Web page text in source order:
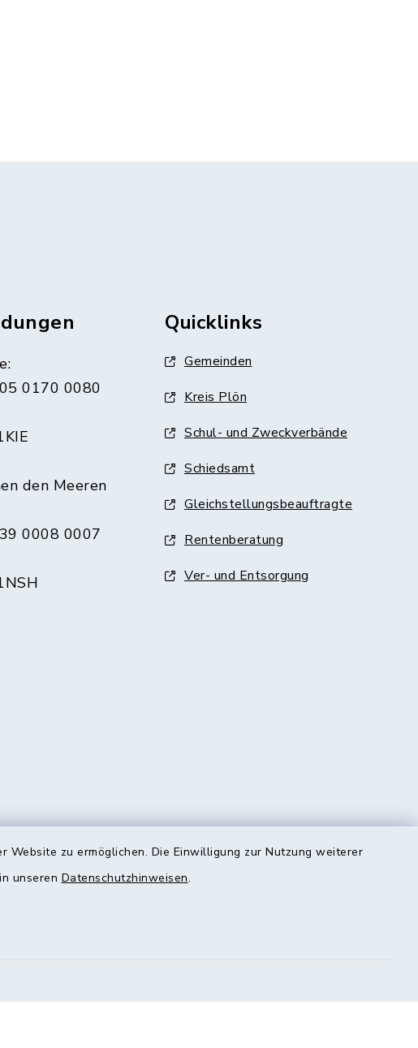
zu ermöglichen. Die Einwilligung zur Nutzung weiterer
unseren Datenschutzhinweisen.
0170 0080
den Meeren
0008 0007
Quicklinks
Gemeinden
Kreis Plön
Schul- und Zweckverbände
Schiedsamt
Gleichstellungsbeauftragte
Rentenberatung
Ver- und Entsorgung